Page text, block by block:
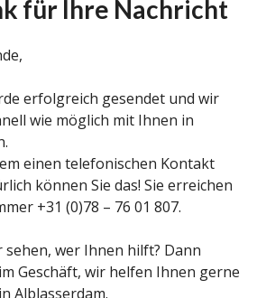
für Ihre Nachricht
erfolgreich gesendet und wir
wie möglich mit Ihnen in
einen telefonischen Kontakt
können Sie das! Sie erreichen
+31 (0)78 – 76 01 807.
sehen, wer Ihnen hilft? Dann
Geschäft, wir helfen Ihnen gerne
Alblasserdam.